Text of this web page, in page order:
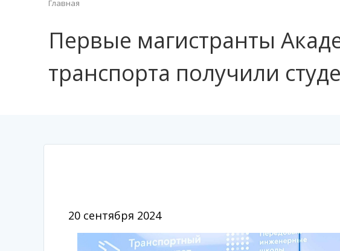
Главная
Первые магистранты
транспорта получили
20 сентября 2024